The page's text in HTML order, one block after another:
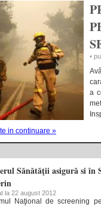
•
a
in continuare »
Sănătăţii asigură si în
la 22 august 2012
Naţional de screening